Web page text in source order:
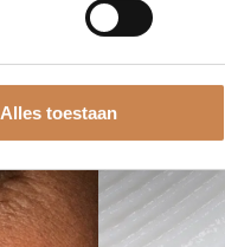
Alles toestaan